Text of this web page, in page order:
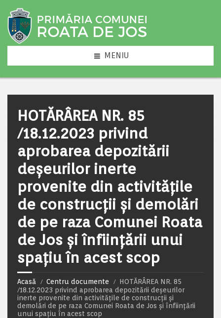
MENIU
HOTĂRÂREA NR. 85
/18.12.2023 privind
aprobarea depozitării
deșeurilor inerte
provenite din activitățile
de construcții și demolări
de pe raza Comunei Roata
de Jos și înființării unui
spațiu în acest scop
Acasă Centru documente
HOTĂRÂREA NR. 85
/18.12.2023 privind aprobarea depozitării deșeurilor
inerte provenite din activitățile de construcții și
demolări de pe raza Comunei Roata de Jos și înființării
unui spațiu în acest scop